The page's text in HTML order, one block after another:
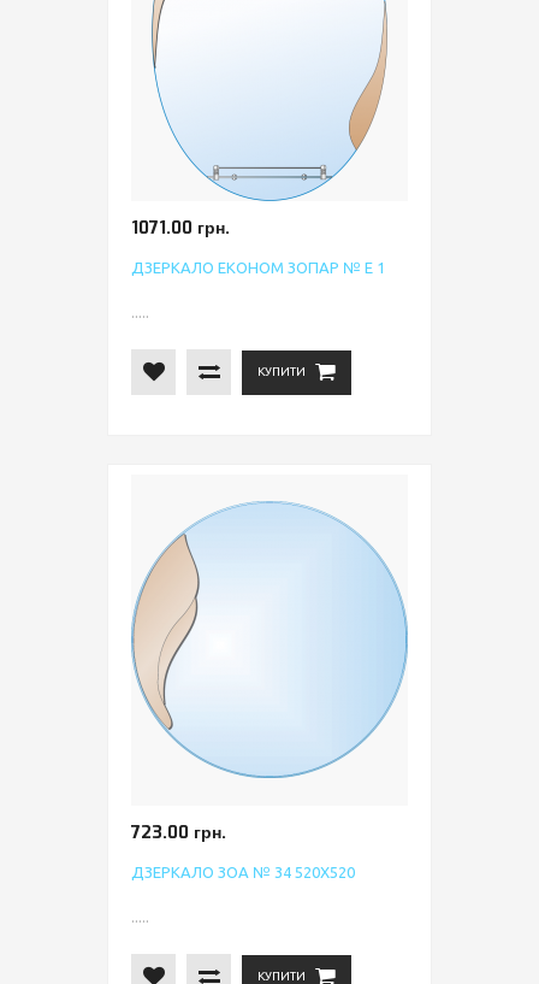
1071.00 грн.
ДЗЕРКАЛО ЕКОНОМ ЗОПАР № Е 1
.....
КУПИТИ
723.00 грн.
ДЗЕРКАЛО ЗОА № 34 520Х520
.....
КУПИТИ